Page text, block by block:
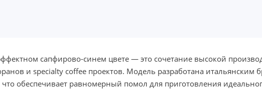
сапфирово-синем цвете — это сочетание высокой
и specialty coffee проектов. Модель разработана итальянским
обеспечивает равномерный помол для приготовления